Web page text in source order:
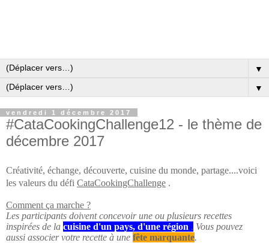
▼
▼
vendredi 1 décembre 2017
#CataCookingChallenge12 - le thème de
décembre 2017
Créativité, échange, découverte, cuisine du monde, partage....voici
les valeurs du défi CataCookingChallenge .
Comment ça marche ?
Les participants doivent concevoir une ou plusieurs recettes
inspirées de la cuisine d'un pays, d'une région . Vous pouvez
aussi associer votre recette à une fête marquante.